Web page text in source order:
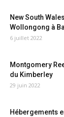
New South
Wollongong à
6 juillet 2022
Montgomery
du Kimberley
29 juin 2022
Hébergements